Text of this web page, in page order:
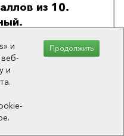
из 10.
и фун­кции —
и
и
Продолжить